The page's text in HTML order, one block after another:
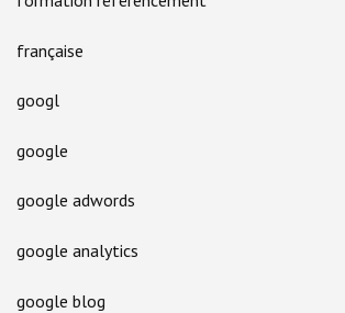
française
googl
google
google adwords
google analytics
google blog